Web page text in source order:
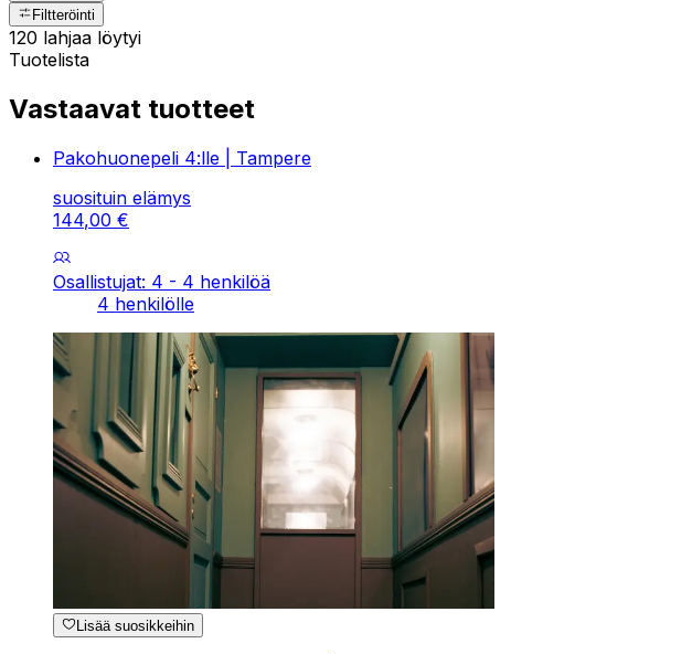
Filtteröinti
120 lahjaa löytyi
Tuotelista
Vastaavat tuotteet
Pakohuonepeli 4:lle | Tampere
suosituin elämys
144,00 €
Osallistujat: 4 - 4 henkilöä
4 henkilölle
Lisää suosikkeihin